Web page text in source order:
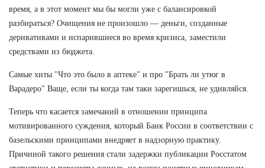
время, а в этот момент мы бы могли уже с балансировкой
разбираться? Очищения не произошло — деньги, созданные
деривативами и испарившиеся во время кризиса, заместили
средствами из бюджета.
Самые хиты "Что это было в аптеке" и про "Брать ли утюг в
Варадеро" Ваще, если ты когда там таки зарегишься, не удивляйся.
Теперь что касается замечаний в отношении принципа
мотивированного суждения, который Банк России в соответствии с
базельскими принципами внедряет в надзорную практику.
Причиной такого решения стали задержки публикации Росстатом